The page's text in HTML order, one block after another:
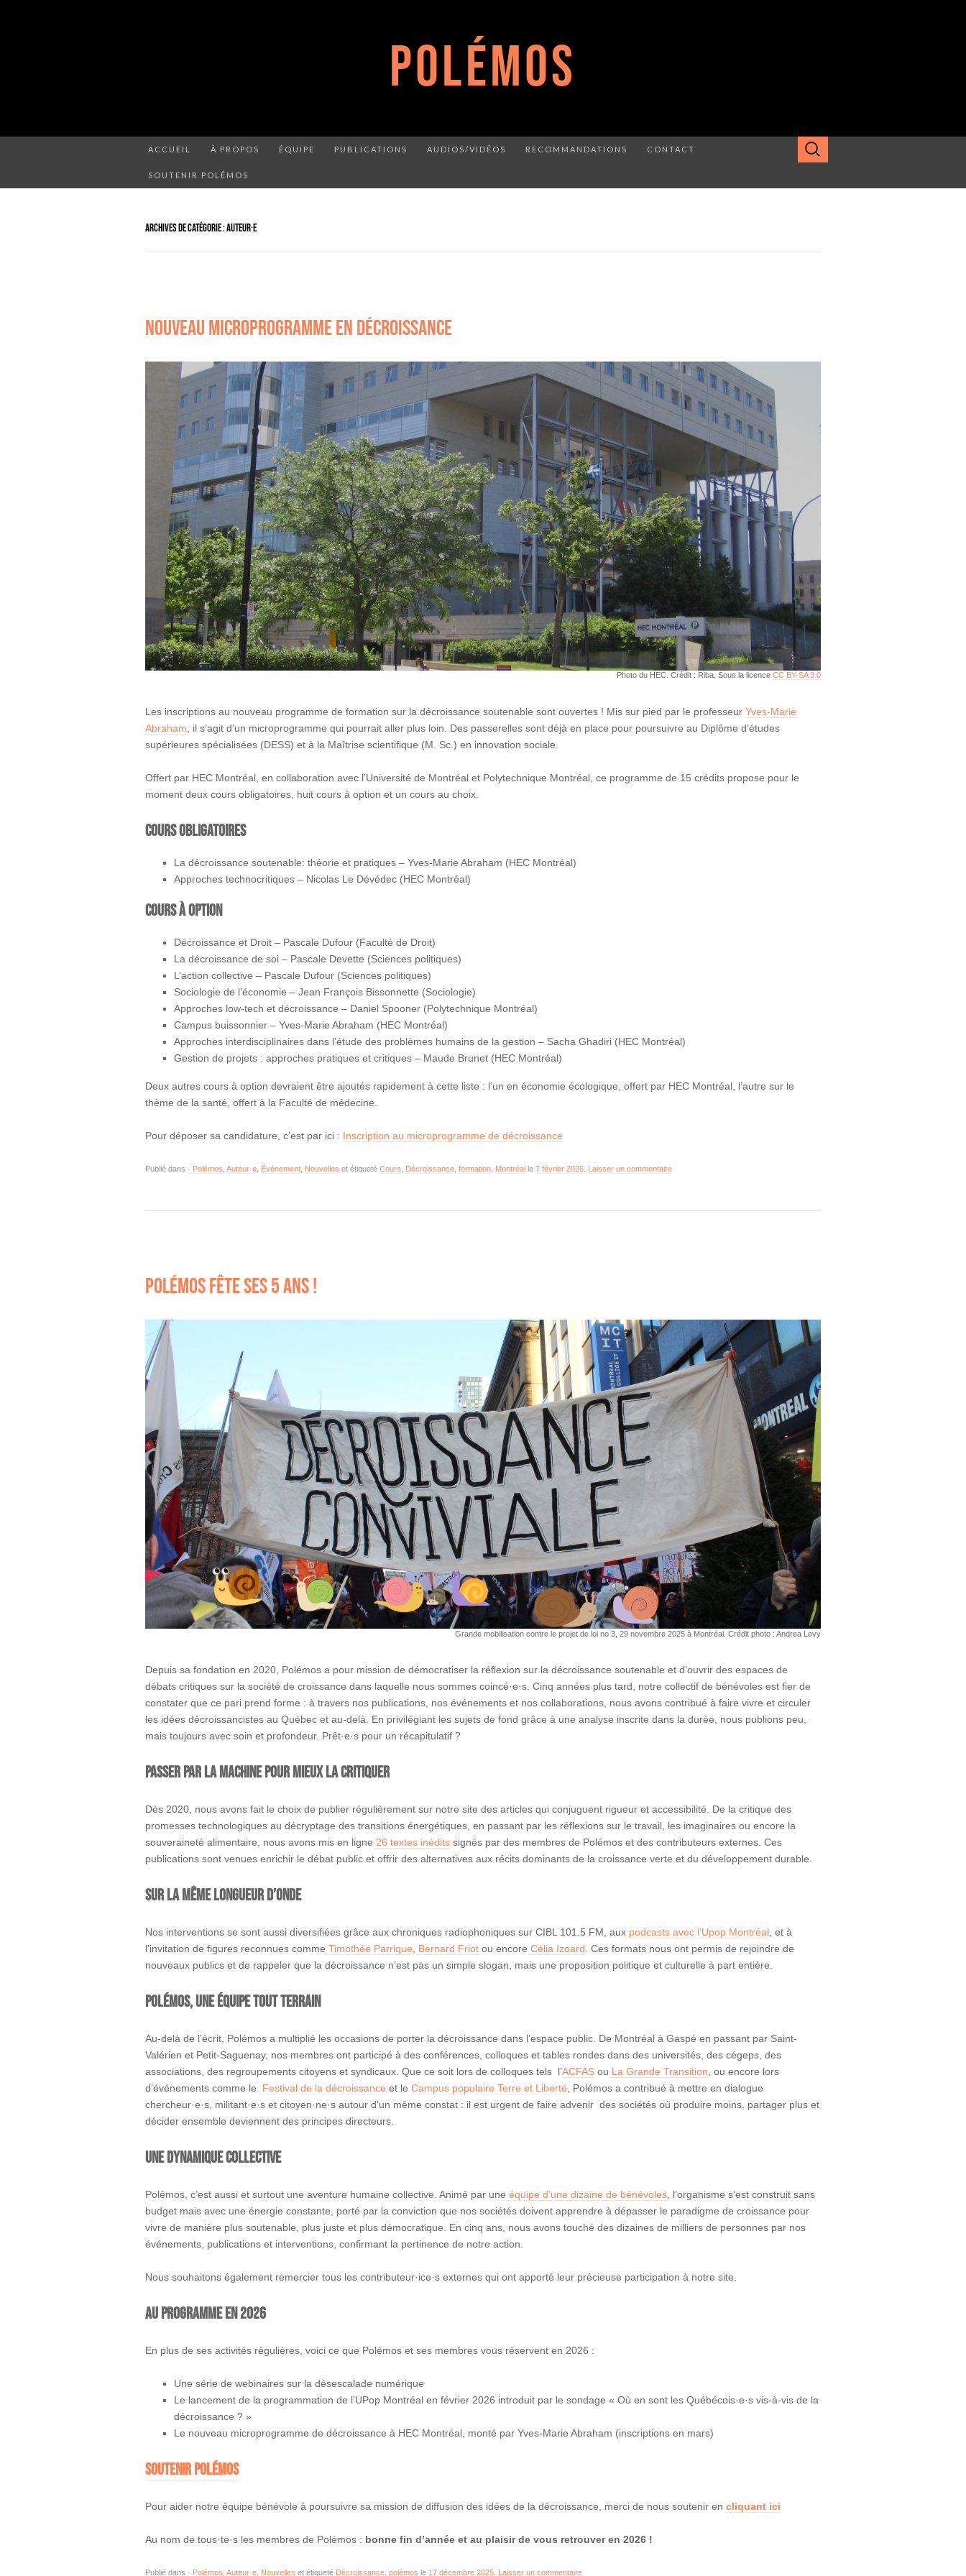
POLÉMOS
ACCUEIL À PROPOS ÉQUIPE PUBLICATIONS AUDIOS/VIDÉOS RECOMMANDATIONS CONTACT
SOUTENIR POLÉMOS
Rechercher :
ARCHIVES DE CATÉGORIE : AUTEUR·E
NOUVEAU MICROPROGRAMME EN DÉCROISSANCE
Photo du HEC. Crédit : Riba. Sous la licence CC BY-SA 3.0
Les inscriptions au nouveau programme de formation sur la décroissance soutenable sont ouvertes ! Mis sur pied par le professeur Yves-Marie
Abraham , il s’agit d’un microprogramme qui pourrait aller plus loin. Des passerelles sont déjà en place pour poursuivre au Diplôme d’études
supérieures spécialisées (DESS) et à la Maîtrise scientifique (M. Sc.) en innovation sociale.
Offert par HEC Montréal, en collaboration avec l’Université de Montréal et Polytechnique Montréal, ce programme de 15 crédits propose pour le
moment deux cours obligatoires, huit cours à option et un cours au choix.
cours obligatoires
La décroissance soutenable: théorie et pratiques – Yves-Marie Abraham (HEC Montréal)
Approches technocritiques – Nicolas Le Dévédec (HEC Montréal)
cours à option
Décroissance et Droit – Pascale Dufour (Faculté de Droit)
La décroissance de soi – Pascale Devette (Sciences politiques)
L’action collective – Pascale Dufour (Sciences politiques)
Sociologie de l’économie – Jean François Bissonnette (Sociologie)
Approches low-tech et décroissance – Daniel Spooner (Polytechnique Montréal)
Campus buissonnier – Yves-Marie Abraham (HEC Montréal)
Approches interdisciplinaires dans l’étude des problèmes humains de la gestion – Sacha Ghadiri (HEC Montréal)
Gestion de projets : approches pratiques et critiques – Maude Brunet (HEC Montréal)
Deux autres cours à option devraient être ajoutés rapidement à cette liste : l’un en économie écologique, offert par HEC Montréal, l’autre sur le
thème de la santé, offert à la Faculté de médecine.
Pour déposer sa candidature, c’est par ici : Inscription au microprogramme de décroissance
Publié dans · Polémos Auteur·e Événement Nouvelles et étiqueté Cours Décroissance formation Montréal le 7 février 2026 Laisser un commentaire
POLÉMOS FÊTE SES 5 ANS !
Grande mobilisation contre le projet de loi no 3, 29 novembre 2025 à Montréal. Crédit photo : Andrea Levy
Depuis sa fondation en 2020, Polémos a pour mission de démocratiser la réflexion sur la décroissance soutenable et d’ouvrir des espaces de
débats critiques sur la société de croissance dans laquelle nous sommes coincé·e·s. Cinq années plus tard, notre collectif de bénévoles est fier de
constater que ce pari prend forme : à travers nos publications, nos événements et nos collaborations, nous avons contribué à faire vivre et circuler
les idées décroissancistes au Québec et au-delà. En privilégiant les sujets de fond grâce à une analyse inscrite dans la durée, nous publions peu,
mais toujours avec soin et profondeur. Prêt·e·s pour un récapitulatif ?
Passer par la machine pour mieux la critiquer
Dès 2020, nous avons fait le choix de publier régulièrement sur notre site des articles qui conjuguent rigueur et accessibilité. De la critique des
promesses technologiques au décryptage des transitions énergétiques, en passant par les réflexions sur le travail, les imaginaires ou encore la
souveraineté alimentaire, nous avons mis en ligne 26 textes inédits signés par des membres de Polémos et des contributeurs externes. Ces
publications sont venues enrichir le débat public et offrir des alternatives aux récits dominants de la croissance verte et du développement durable.
Sur la même longueur d’onde
Nos interventions se sont aussi diversifiées grâce aux chroniques radiophoniques sur CIBL 101.5 FM, aux podcasts avec l’Upop Montréal , et à
l’invitation de figures reconnues comme Timothée Parrique Bernard Friot ou encore Célia Izoard . Ces formats nous ont permis de rejoindre de
nouveaux publics et de rappeler que la décroissance n’est pas un simple slogan, mais une proposition politique et culturelle à part entière.
Polémos, une équipe tout terrain
Au-delà de l’écrit, Polémos a multiplié les occasions de porter la décroissance dans l’espace public. De Montréal à Gaspé en passant par Saint-
Valérien et Petit-Saguenay, nos membres ont participé à des conférences, colloques et tables rondes dans des universités, des cégeps, des
associations, des regroupements citoyens et syndicaux. Que ce soit lors de colloques tels l’ACFAS ou La Grande Transition , ou encore lors
d’événements comme le
Festival de la décroissance et le Campus populaire Terre et Liberté , Polémos a contribué à mettre en dialogue
chercheur·e·s, militant·e·s et citoyen·ne·s autour d’un même constat : il est urgent de faire advenir des sociétés où produire moins, partager plus et
décider ensemble deviennent des principes directeurs.
Une dynamique collective
Polémos, c’est aussi et surtout une aventure humaine collective. Animé par une équipe d’une dizaine de bénévoles , l’organisme s’est construit sans
budget mais avec une énergie constante, porté par la conviction que nos sociétés doivent apprendre à dépasser le paradigme de croissance pour
vivre de manière plus soutenable, plus juste et plus démocratique. En cinq ans, nous avons touché des dizaines de milliers de personnes par nos
événements, publications et interventions, confirmant la pertinence de notre action.
Nous souhaitons également remercier tous les contributeur·ice·s externes qui ont apporté leur précieuse participation à notre site.
Au programme en 2026
En plus de ses activités régulières, voici ce que Polémos et ses membres vous réservent en 2026 :
Une série de webinaires sur la désescalade numérique
Le lancement de la programmation de l’UPop Montréal en février 2026 introduit par le sondage « Où en sont les Québécois·e·s vis-à-vis de la
décroissance ? »
Le nouveau microprogramme de décroissance à HEC Montréal, monté par Yves-Marie Abraham (inscriptions en mars)
Soutenir Polémos
Pour aider notre équipe bénévole à poursuivre sa mission de diffusion des idées de la décroissance, merci de nous soutenir en cliquant ici
Au nom de tous·te·s les membres de Polémos : bonne fin d’année et au plaisir de vous retrouver en 2026 !
Publié dans · Polémos Auteur·e Nouvelles et étiqueté Décroissance polémos le 17 décembre 2025 Laisser un commentaire